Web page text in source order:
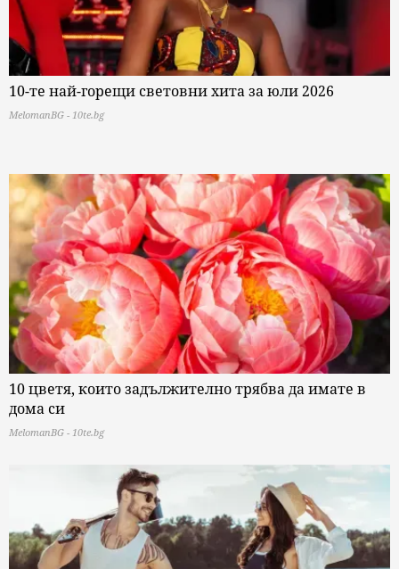
10-те най-горещи световни хита за юли 2026
MelomanBG - 10te.bg
10 цветя, които задължително трябва да имате в
дома си
MelomanBG - 10te.bg